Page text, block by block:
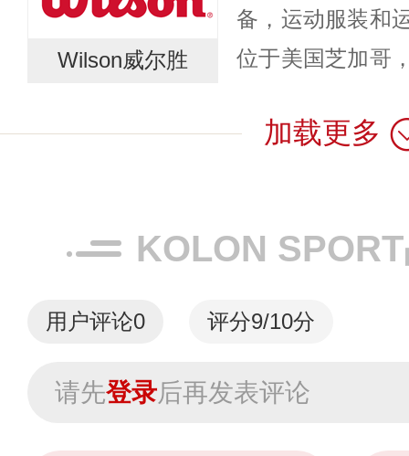
Wilson威尔胜
备，运动服装和
位于美国芝加哥
球拍运动、棒球
加载更多
KOLON
用户评论0 评分9/10分
请先登录后再发表评论